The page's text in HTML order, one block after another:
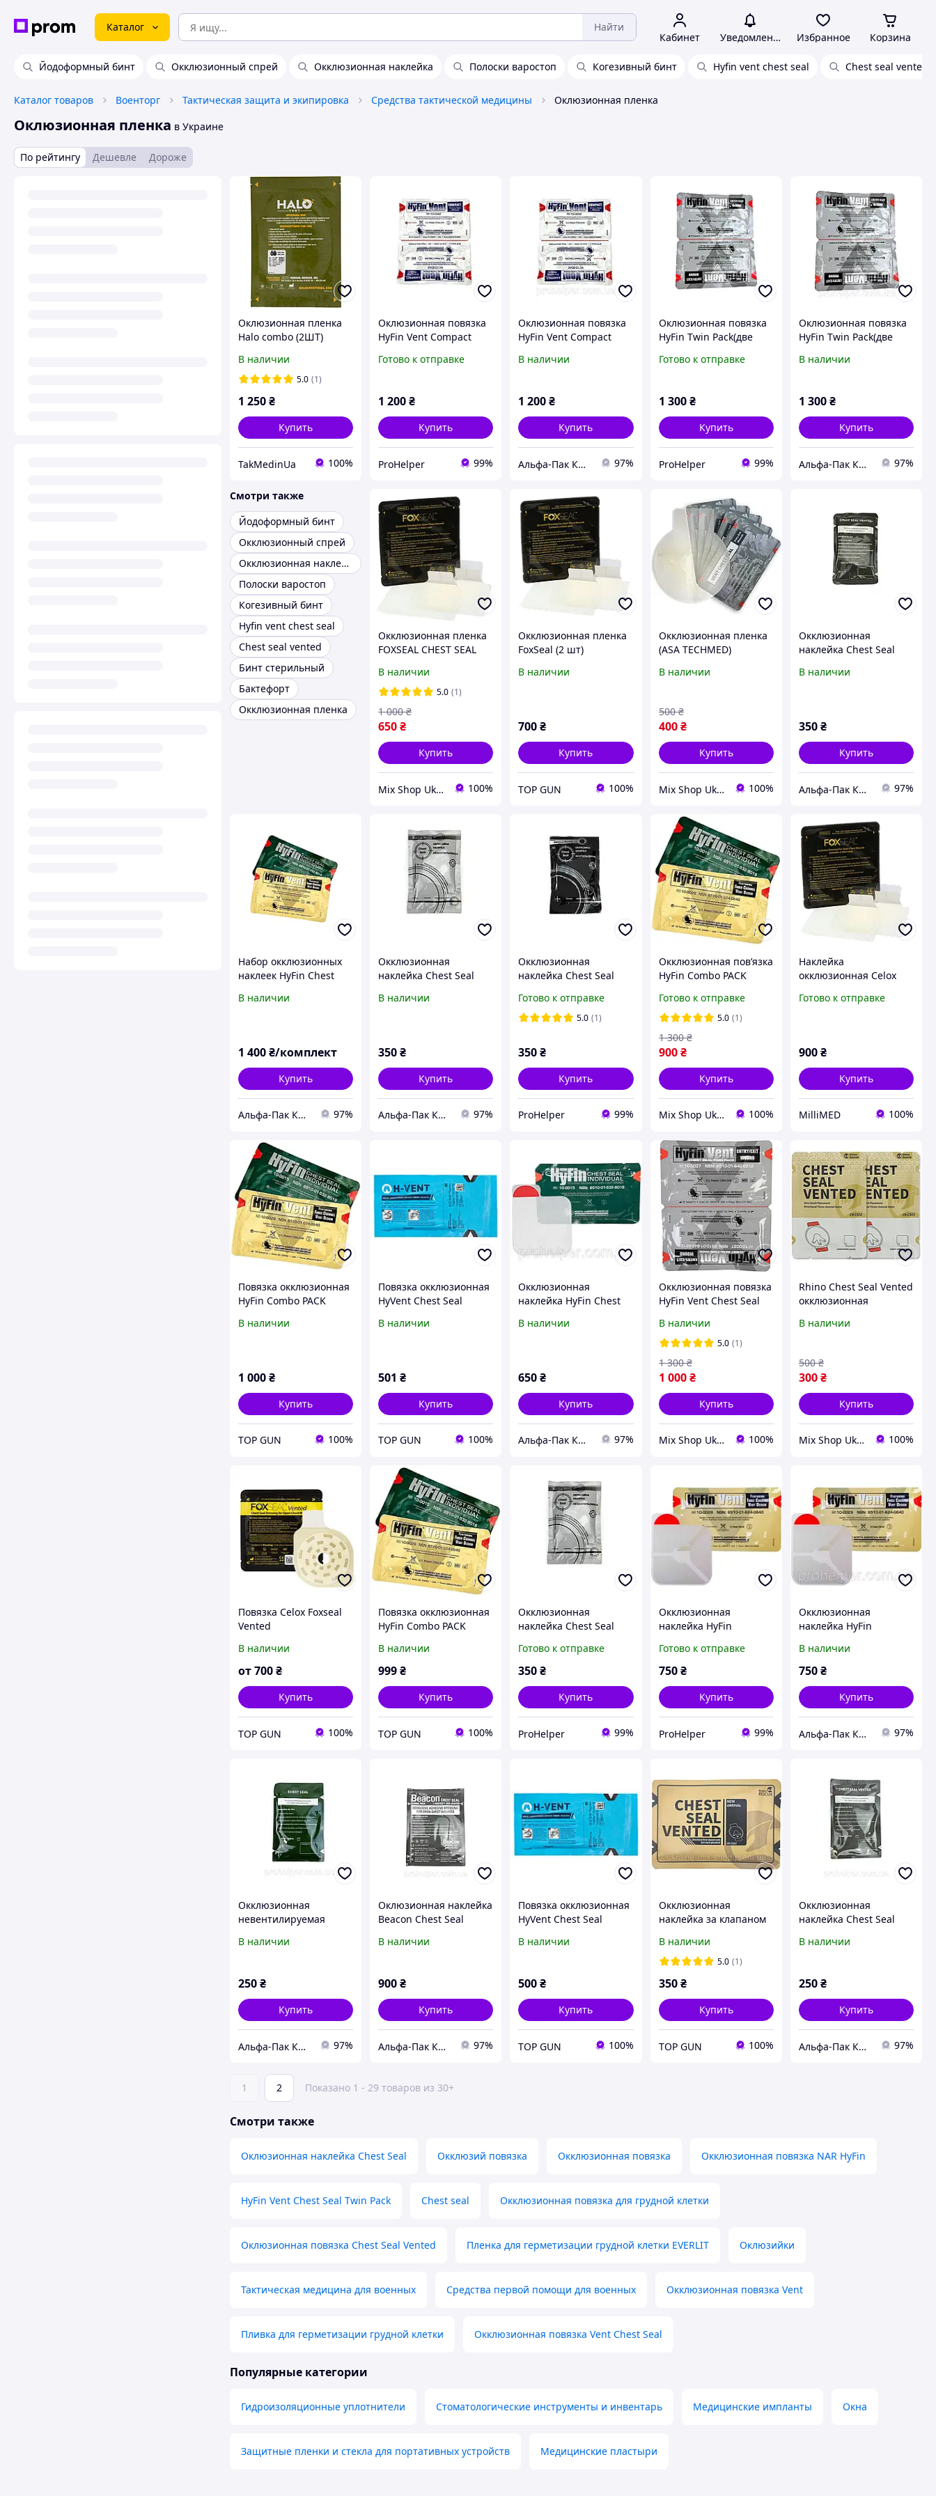
Каталог Найти
Кабинет Уведомления Избранное Корзина
Йодоформный бинт Окклюзионный спрей Окклюзионная наклейка Полоски варостоп Когезивный бинт Hyfin vent chest seal Chest seal vented
Каталог товаров Военторг Тактическая защита и экипировка Средства тактической медицины Оклюзионная пленка
Оклюзионная пленка в Украине
По рейтингу Дешевле Дороже
Оклюзионная пленка
Halo combo (2ШТ)
В наличии
5.0 (1)
1 250₴
Купить
TakMedinUa 100%
Оклюзионная повязка
HyFin Vent Compact
Pack(две пленки)
Готово к отправке
1 200₴
Купить
ProHelper 99%
Оклюзионная повязка
HyFin Vent Compact
(две пленки)
В наличии
1 200₴
Купить
Альфа-Пак Киев 97%
Оклюзионная повязка
HyFin Twin Pack(две
Готово к отправке
1 300 ₴
Купить
ProHelper 99%
Оклюзионная повязка
HyFin Twin Pack(две
В наличии
1 300₴
Купить
Альфа-Пак Киев 97%
Смотри также
Йодоформный бинт
Окклюзионный спрей
Окклюзионная наклейка
Полоски варостоп
Когезивный бинт
Hyfin vent chest seal
Chest seal vented
Бинт стерильный
Бактефорт
Окклюзионная пленка
Окклюзионная пленка
FOXSEAL CHEST SEAL
В наличии
5.0 (1)
650₴
1 000 ₴
Купить
Mix Shop Ukraine 100%
Окклюзионная пленка
FoxSeal (2 шт)
В наличии
700₴
Купить
TOP GUN 100%
Окклюзионная пленка
(ASA TECHMED)
В наличии
400 ₴
500 ₴
Купить
Mix Shop Ukraine 100%
Окклюзионная
наклейка Chest Seal
ран грудной клетки
В наличии
350₴
Купить
Альфа-Пак Киев 97%
Набор окклюзионных
наклеек HyFin Chest
В наличии
1 400₴/комплект
Купить
Альфа-Пак Киев 97%
Окклюзионная
наклейка Chest Seal
грудной клетки
В наличии
350₴
Купить
Альфа-Пак Киев 97%
Окклюзионная
наклейка Chest Seal
ран грудной
клетки(вентилируемая)
Готово к отправке
5.0 (1)
350₴
Купить
ProHelper 99%
Окклюзионная повʼязка
HyFin Combo PACK
невентилируемая)
Готово к отправке
5.0 (1)
900 ₴
1 300 ₴
Купить
Mix Shop Ukraine 100%
Наклейка
окклюзионная Celox
Готово к отправке
900₴
Купить
MilliMED 100%
Повязка окклюзионная
HyFin Combo PACK
невентилируемая)
В наличии
1 000₴
Купить
TOP GUN 100%
Повязка окклюзионная
HyVent Chest Seal
В наличии
501 ₴
Купить
TOP GUN 100%
Окклюзионная
наклейка HyFin Chest
(невентилируемая)
В наличии
650₴
Купить
Альфа-Пак Киев 97%
Окклюзионная повязка
HyFin Vent Chest Seal
В наличии
5.0 (1)
1 000 ₴
1 300 ₴
Купить
Mix Shop Ukraine 100%
Rhino Chest Seal Vented
окклюзионная
наклейка
В наличии
300₴
500 ₴
Купить
Mix Shop Ukraine 100%
Повязка Celox Foxseal
Vented
В наличии
от700₴
Купить
TOP GUN 100%
Повязка окклюзионная
HyFin Combo PACK
невентилируемая)
В наличии
999₴
Купить
TOP GUN 100%
Окклюзионная
наклейка Chest Seal
грудной
клетки(невентилируем
Готово к отправке
350₴
Купить
ProHelper 99%
Окклюзионная
наклейка HyFin
Channel Vent Design
Готово к отправке
750 ₴
Купить
ProHelper 99%
Окклюзионная
наклейка HyFin
Channel Vent Design
В наличии
750₴
Купить
Альфа-Пак Киев 97%
Окклюзионная
невентилируемая
В наличии
250₴
Купить
Альфа-Пак Киев 97%
Оклюзионная наклейка
Beacon Chest Seal
(вентилируемая +
В наличии
900₴
Купить
Альфа-Пак Киев 97%
Повязка окклюзионная
HyVent Chest Seal
В наличии
500₴
Купить
TOP GUN 100%
Окклюзионная
наклейка за клапаном
В наличии
5.0 (1)
350 ₴
Купить
TOP GUN 100%
Окклюзионная
наклейка Chest Seal
грудной клетки
В наличии
250₴
Купить
Альфа-Пак Киев 97%
1 2 Показано 1 - 29 товаров из 30+
Смотри также
Оклюзионная наклейка Chest Seal Окклюзий повязка Окклюзионная повязка Окклюзионная повязка NAR HyFin
HyFin Vent Chest Seal Twin Pack Chest seal Окклюзионная повязка для грудной клетки
Оклюзионная повязка Chest Seal Vented Пленка для герметизации грудной клетки EVERLIT Оклюзийки
Тактическая медицина для военных Средства первой помощи для военных Окклюзионная повязка Vent
Пливка для герметизации грудной клетки Окклюзионная повязка Vent Chest Seal
Популярные категории
Гидроизоляционные уплотнители Стоматологические инструменты и инвентарь Медицинские импланты Окна
Защитные пленки и стекла для портативных устройств Медицинские пластыри